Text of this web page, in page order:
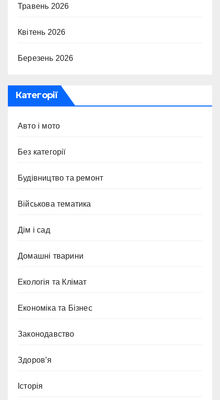
Травень 2026
Квітень 2026
Березень 2026
Категорії
Авто і мото
Без категорії
Будівництво та ремонт
Військова тематика
Дім і сад
Домашні тварини
Екологія та Клімат
Економіка та Бізнес
Законодавство
Здоров’я
Історія